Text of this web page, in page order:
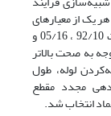
یک از معیارهای
بروزو، رایس-تریسی و آیادا به ترتیب طول شکست 92/10 ، 05/16 و
به صحت بالاتر
لوله، طول
مجدد مقطع
انتخاب شد.